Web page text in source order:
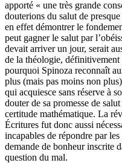
apporté « une très grande
douterions du salut de
en effet démontrer le
peut gagner le salut par
devait arriver un jour, serait
de la théologie, définitivement
pourquoi Spinoza reconnaît
plus (mais pas moins non
qui acquiesce sans réserve à
douter de sa promesse de
certitude mathématique. La
Écritures fut donc aussi
incapables de répondre par
demande de bonheur inscrite
question du mal.